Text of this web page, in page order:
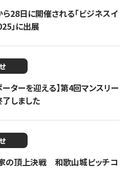
28日に開催される「ビジネスイ
」に出展
ターを迎える】​​第4回マンスリー
しました
の頂上決戦 和歌山城ピッチコ